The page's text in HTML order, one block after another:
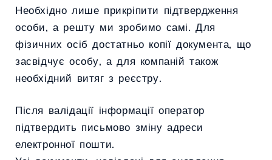
Необхідно лише прикріпити підтвердження
особи, а решту ми зробимо самі. Для
фізичних осіб достатньо копії документа, що
засвідчує особу, а для компаній також
необхідний витяг з реєстру.
Після валідації інформації оператор
підтвердить письмово зміну адреси
електронної пошти.